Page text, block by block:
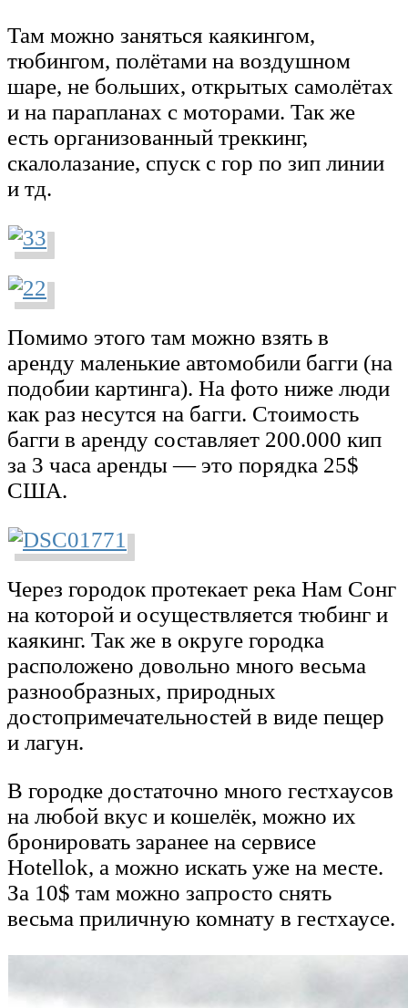
Там можно заняться каякингом,
тюбингом, полётами на воздушном
шаре, не больших, открытых самолётах
и на парапланах с моторами. Так же
есть организованный треккинг,
скалолазание, спуск с гор по зип линии
и тд.
Помимо этого там можно взять в
аренду маленькие автомобили багги (на
подобии картинга). На фото ниже люди
как раз несутся на багги. Стоимость
багги в аренду составляет 200.000 кип
за 3 часа аренды — это порядка 25$
США.
Через городок протекает река Нам Сонг
на которой и осуществляется тюбинг и
каякинг. Так же в округе городка
расположено довольно много весьма
разнообразных, природных
достопримечательностей в виде пещер
и лагун.
В городке достаточно много гестхаусов
на любой вкус и кошелёк, можно их
бронировать заранее на сервисе
Hotellok, а можно искать уже на месте.
За 10$ там можно запросто снять
весьма приличную комнату в гестхаусе.